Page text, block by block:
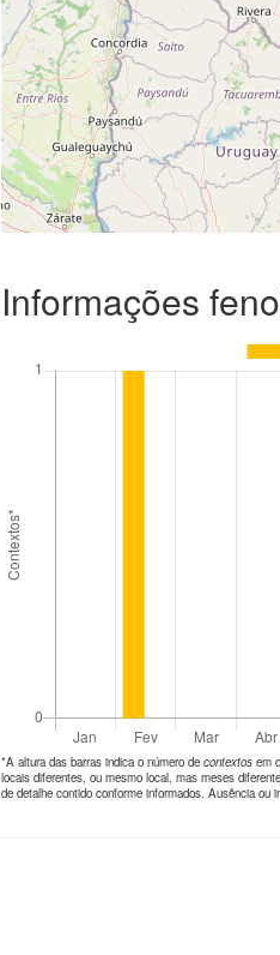
Informações
*A altura das barras indica o número de contextos em
locais diferentes, ou mesmo local, mas meses
de detalhe contido conforme informados. Ausência ou